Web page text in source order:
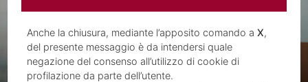
Anche la chiusura, mediante l’apposito comando aX,
del presente messaggio è da intendersi quale
negazione del consenso all’utilizzo di cookie di
profilazione da parte dell’utente.